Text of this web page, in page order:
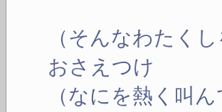
（そんなわた
おさえつけ
（なにを熱く叫